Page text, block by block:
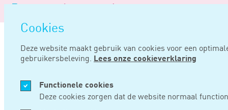
overslaan
Cookies
Deze website maakt gebruik van cookies voor een
gebruikersbeleving. Lees onze cookieverklaring
Functionele cookies
Deze cookies zorgen dat de website normaal
Logo
Noord
Negentig
SEP 05, 2023